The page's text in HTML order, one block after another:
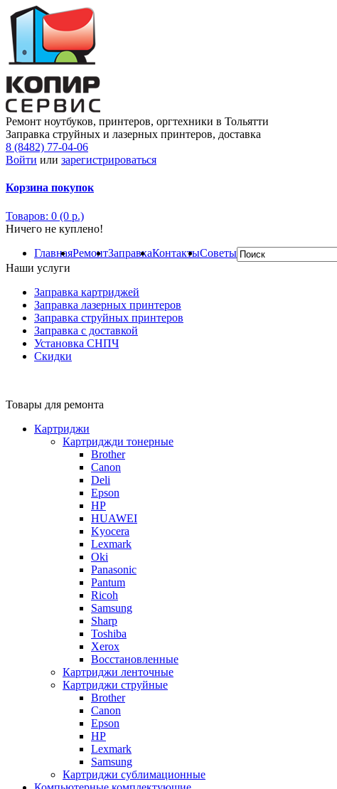
Ремонт ноутбуков, принтеров, оргтехники в Тольятти
Заправка струйных и лазерных принтеров, доставка
8 (8482) 77-04-06
Войти или зарегистрироваться
Корзина покупок
Товаров: 0 (0 р.)
Ничего не куплено!
ГлавнаяРемонтЗаправкаКонтактыСоветы
Наши услуги
Заправка картриджей
Заправка лазерных принтеров
Заправка струйных принтеров
Заправка с доставкой
Установка СНПЧ
Скидки
Товары для ремонта
Картриджи
Картриджди тонерные
Brother
Canon
Deli
Epson
HP
HUAWEI
Kyocera
Lexmark
Oki
Panasonic
Pantum
Ricoh
Samsung
Sharp
Toshiba
Xerox
Восстановленные
Картриджи ленточные
Картриджи струйные
Brother
Canon
Epson
HP
Lexmark
Samsung
Картриджи сублимационные